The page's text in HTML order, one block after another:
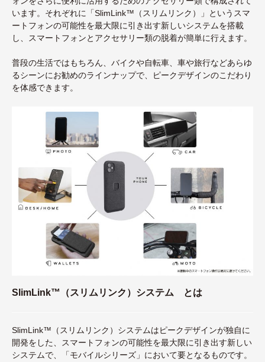
います。それぞれに「SlimLink™（スリムリンク）」というスマ
ートフォンの可能性を最大限に引き出す新しいシステムを搭載
し、スマートフォンとアクセサリー類の脱着が簡単に行えます。
普段の生活ではもちろん、バイクや自転車、車や旅行などあらゆ
るシーンにお勧めのラインナップで、ピークデザインのこだわり
を体感できます。
SlimLink™（スリムリンク）システム とは
SlimLink™（スリムリンク）システムはピークデザインが独自に
開発をした、スマートフォンの可能性を最大限に引き出す新しい
システムで、「モバイルシリーズ」において要となるものです。